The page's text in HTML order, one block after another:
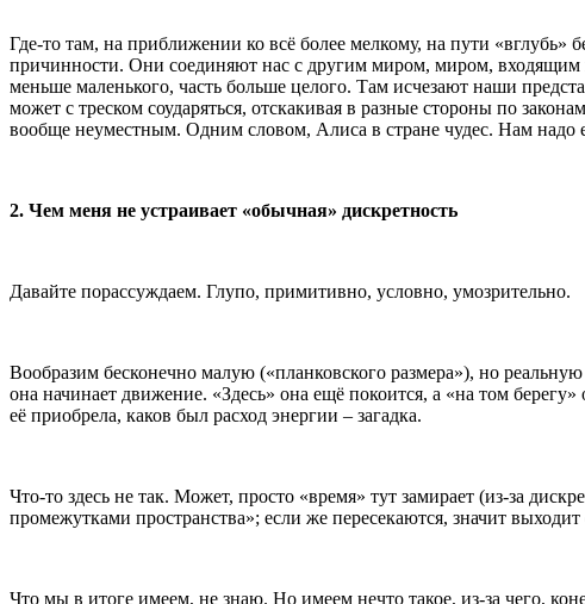
Где-то там, на приближении ко всё более мелкому, на пути
причинности. Они соединяют нас с другим миром, миром,
меньше маленького, часть больше целого. Там исчезают наши
может с треском соударяться, отскакивая в разные стороны по
вообще неуместным. Одним словом, Алиса в стране чудес. Нам надо
2. Чем меня не устраивает «обычная» дискретность
Давайте порассуждаем. Глупо, примитивно, условно, умозрительно.
Вообразим бесконечно малую («планковского размера»), но
она начинает движение. «Здесь» она ещё покоится, а «на том
её приобрела, каков был расход энергии – загадка.
Что-то здесь не так. Может, просто «время» тут замирает (из-за
промежутками пространства»; если же пересекаются, значит
Что мы в итоге имеем, не знаю. Но имеем нечто такое, из-за чего,